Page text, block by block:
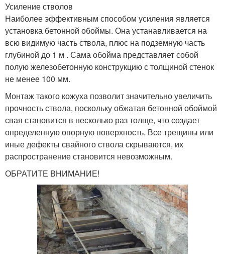
Усиление стволов
Наиболее эффективным способом усиления является
установка бетонной обоймы. Она устанавливается на
всю видимую часть ствола, плюс на подземную часть
глубиной до 1 м . Сама обойма представляет собой
полую железобетонную конструкцию с толщиной стенок
не менее 100 мм.
Монтаж такого кожуха позволит значительно увеличить
прочность ствола, поскольку обжатая бетонной обоймой
свая становится в несколько раз толще, что создает
определенную опорную поверхность. Все трещины или
иные дефекты свайного ствола скрываются, их
распространение становится невозможным.
ОБРАТИТЕ ВНИМАНИЕ!